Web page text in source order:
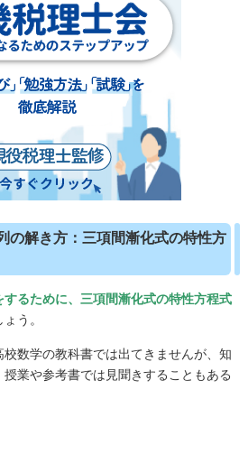
の解き方：三項間漸化式の特性方
るために、三項間漸化式の特性方程式
う。
数学の教科書では出てきませんが、知
業や参考書では見聞きすることもある